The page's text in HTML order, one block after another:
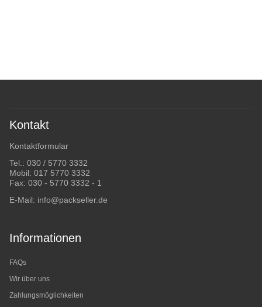
Kontakt
Kontaktformular
Tel.: 030 / 5770 3332
Mobil: 017 5770 3332
Fax: 030 - 5770 3332 - 1
E-Mail: info@packseller.de
Informationen
FAQs
Wir über uns
Zahlungsmöglichkeiten